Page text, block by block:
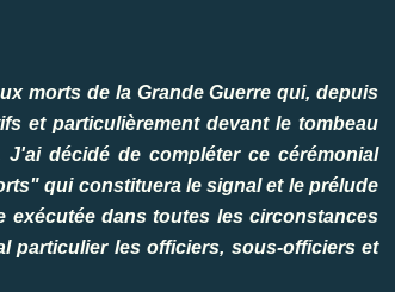
morts de la Grande Guerre qui, depuis
et particulièrement devant le tombeau
décidé de compléter ce cérémonial
qui constituera le signal et le prélude
exécutée dans toutes les circonstances
particulier les officiers, sous-officiers et